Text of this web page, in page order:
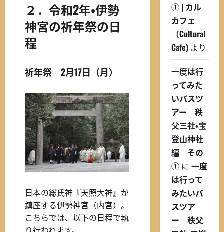
２．令和2年・伊勢
神宮の祈年祭の日
程
祈年祭 2月17日（月）
日本の総氏神『天照大神』が
鎮座する伊勢神宮（内宮）。
こちらでは、以下の日程で執
① | カル
カフェ
（Cultural
Cafe)より
一度は行
ってみた
いバスツ
アー 秩
父三社・宝
登山神社
編 その
①に 一度
は行って
みたいバ
スツア
ー 秩父